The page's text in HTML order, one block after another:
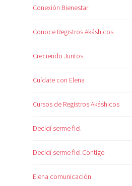
Conexión Bienestar
Conoce Registros Akáshicos
Creciendo Juntos
Cuídate con Elena
Cursos de Registros Akáshicos
Decidí serme fiel
Decidí serme fiel Contigo
Elena comunicación